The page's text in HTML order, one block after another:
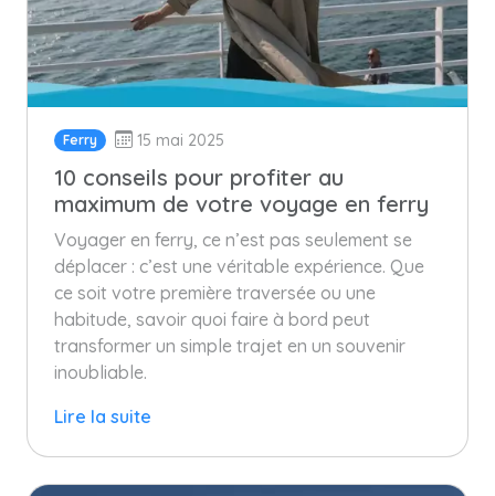
Ferry 15 mai 2025
10 conseils pour profiter au
maximum de votre voyage en ferry
Voyager en ferry, ce n’est pas seulement se
déplacer : c’est une véritable expérience. Que
ce soit votre première traversée ou une
habitude, savoir quoi faire à bord peut
transformer un simple trajet en un souvenir
inoubliable.
Lire la suite